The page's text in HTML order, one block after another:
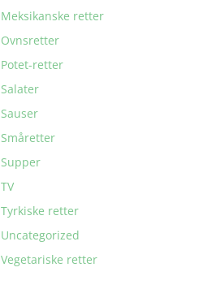
Meksikanske retter
Ovnsretter
Potet-retter
Salater
Sauser
Småretter
Supper
TV
Tyrkiske retter
Uncategorized
Vegetariske retter